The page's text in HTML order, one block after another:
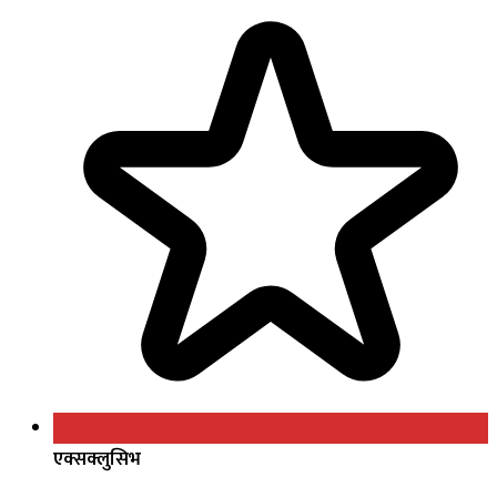
एक्सक्लुसिभ